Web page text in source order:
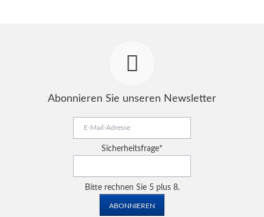
Abonnieren Sie unseren Newsletter
Adresse
Pflichtfeld
Sicherheitsfrage*
Bitte rechnen Sie 5 plus 8.
ABONNIEREN